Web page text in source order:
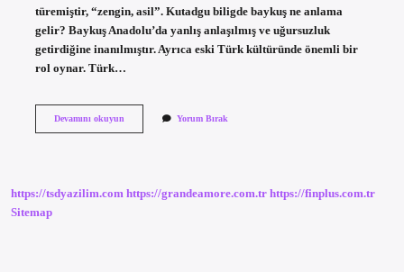
türemiştir, “zengin, asil”. Kutadgu biligde baykuş ne anlama
gelir? Baykuş Anadolu’da yanlış anlaşılmış ve uğursuzluk
getirdiğine inanılmıştır. Ayrıca eski Türk kültüründe önemli bir
rol oynar. Türk…
Devamını okuyunEski
Yorum Bırak
https://tsdyazilim.com https://grandeamore.com.tr https://finplus.com.tr
Sitemap